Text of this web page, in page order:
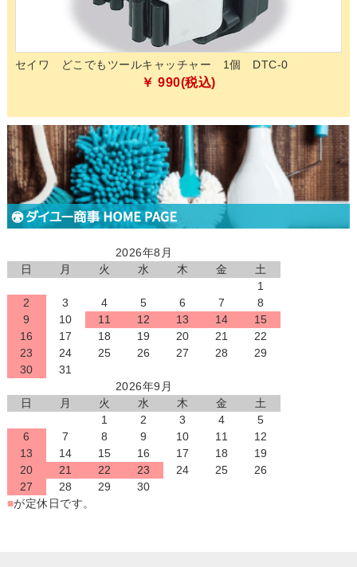
セイワ どこでもツールキャッチャー 1個 DTC-0
￥ 990(税込)
2026年8月
日
月 火 水 木 金
土
1
2
3 4 5 6 7
8
9
10 11 12 13 14
15
16
17 18 19 20 21
22
23
24 25 26 27 28
29
30
31
2026年9月
日
月 火 水 木 金
土
1
2 3 4
5
6
7 8 9 10 11
12
13
14 15 16 17 18
19
20
21 22 23 24 25
26
27
28 29
30
■が定休日です。